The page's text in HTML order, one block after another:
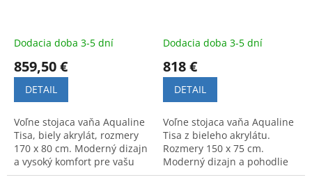
Dodacia doba 3-5 dní
859,50 €
DETAIL
Voľne stojaca vaňa Aqualine
Tisa, biely akrylát, rozmery
170 x 80 cm. Moderný dizajn
a vysoký komfort pre vašu
kúpeľňu.
Dodacia doba 3-5 dní
818 €
DETAIL
Voľne stojaca vaňa Aqualine
Tisa z bieleho akrylátu.
Rozmery 150 x 75 cm.
Moderný dizajn a pohodlie
pre vašu kúpeľňu.